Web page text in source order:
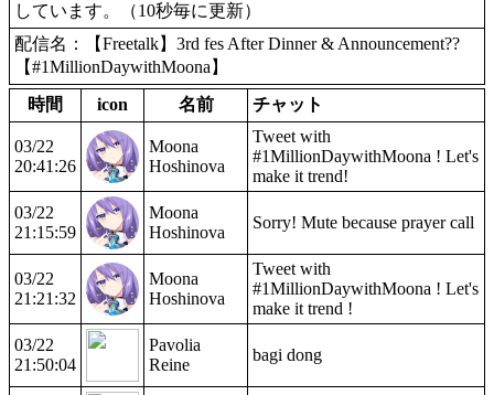
しています。（10秒毎に更新）
配信名：【Freetalk】3rd fes After Dinner & Announcement??
【#1MillionDaywithMoona】
時間
icon 名前 チャット
03/22
20:41:26
Moona
Hoshinova
Tweet with
#1MillionDaywithMoona ! Let's
make it trend!
03/22
21:15:59
Moona
Hoshinova
Sorry! Mute because prayer call
03/22
21:21:32
Moona
Hoshinova
Tweet with
#1MillionDaywithMoona ! Let's
make it trend !
03/22
21:50:04
Pavolia
Reine
bagi dong